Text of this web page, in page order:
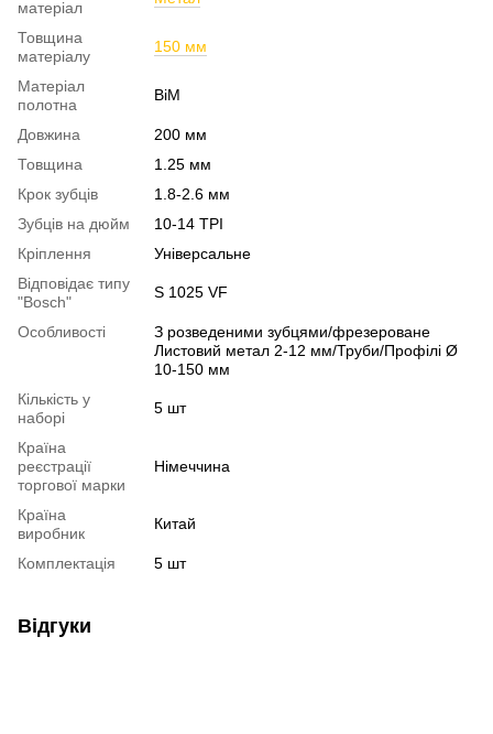
матеріал
Товщина
матеріалу
150 мм
Матеріал
полотна
BiM
Довжина
200 мм
Товщина
1.25 мм
Крок зубців
1.8-2.6 мм
Зубців на дюйм
10-14 TPI
Кріплення
Універсальне
Відповідає типу
"Bosch"
S 1025 VF
Особливості
З розведеними зубцями/фрезероване
Листовий метал 2-12 мм/Труби/Профілі Ø
10-150 мм
Кількість у
наборі
5 шт
Країна
реєстрації
торгової марки
Німеччина
Країна
виробник
Китай
Комплектація 5 шт
Відгуки